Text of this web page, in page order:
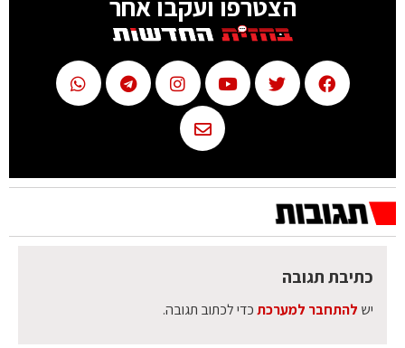
הצטרפו ועקבו אחר
כתיבת תגובה
יש להתחבר למערכתכדי לכתוב תגובה.